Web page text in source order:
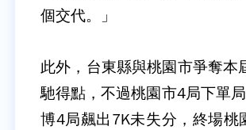
個交代。」
此外，台東縣與桃園市爭奪
馳得點，不過桃園市4局下單
博4局飆出7K未失分，終場